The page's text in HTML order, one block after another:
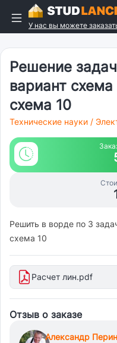
У нас вы можете
Решение
вариант
схема 10
Технические науки /
Решить в ворде по 3
схема 10
Расчет лин.pdf
Отзыв о заказе
Александр Перин